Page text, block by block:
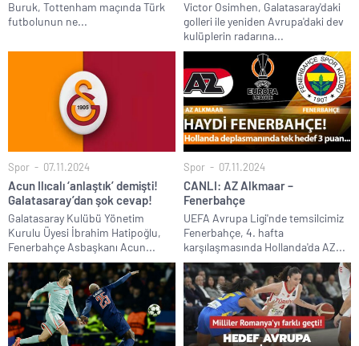
Buruk, Tottenham maçında Türk
futbolunun ne...
Victor Osimhen, Galatasaray'daki
golleri ile yeniden Avrupa'daki dev
kulüplerin radarına...
Spor 07.11.2024
Acun Ilıcalı ‘anlaştık’ demişti!
Galatasaray’dan şok cevap!
Galatasaray Kulübü Yönetim
Kurulu Üyesi İbrahim Hatipoğlu,
Fenerbahçe Asbaşkanı Acun...
Spor 07.11.2024
CANLI: AZ Alkmaar –
Fenerbahçe
UEFA Avrupa Ligi'nde temsilcimiz
Fenerbahçe, 4. hafta
karşılaşmasında Hollanda'da AZ...